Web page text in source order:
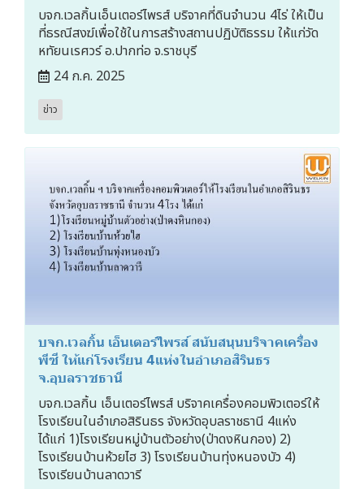
บจก.เวลกิ้นเอ็นเตอร์ไพรส์ บริจาคที่ดินจำนวน 4ไร่ ให้เป็น
ที่ธรณีสงฆ์เพื่อใช้ในการสร้างสถานปฏิบัติธรรม ให้แก่วัด
หทัยนเรศวร์ อ.ปากท่อ จ.ราชบุรี
24 ก.ค. 2025
ข่าว
บจก.เวลกิ้น เอ็นเตอร์ไพรส์ สนับสนุนบริจาคเครื่อง
พีซี ให้แก่โรงเรียน 4แห่งในอำเภอสิรินธร
จ.อุบลราชธานี
บจก.เวลกิ้น เอ็นเตอร์ไพรส์ บริจาคเครื่องคอมพิวเตอร์ให้
โรงเรียนในอำเภอสิรินธร จังหวัดอุบลราชธานี 4แห่ง
ได้แก่ 1)โรงเรียนหมู่บ้านตัวอย่าง(ป่าดงหินกอง) 2)
โรงเรียนบ้านห้วยไฮ 3) โรงเรียนบ้านทุ่งหนองบัว 4)
โรงเรียนบ้านลาดวารี